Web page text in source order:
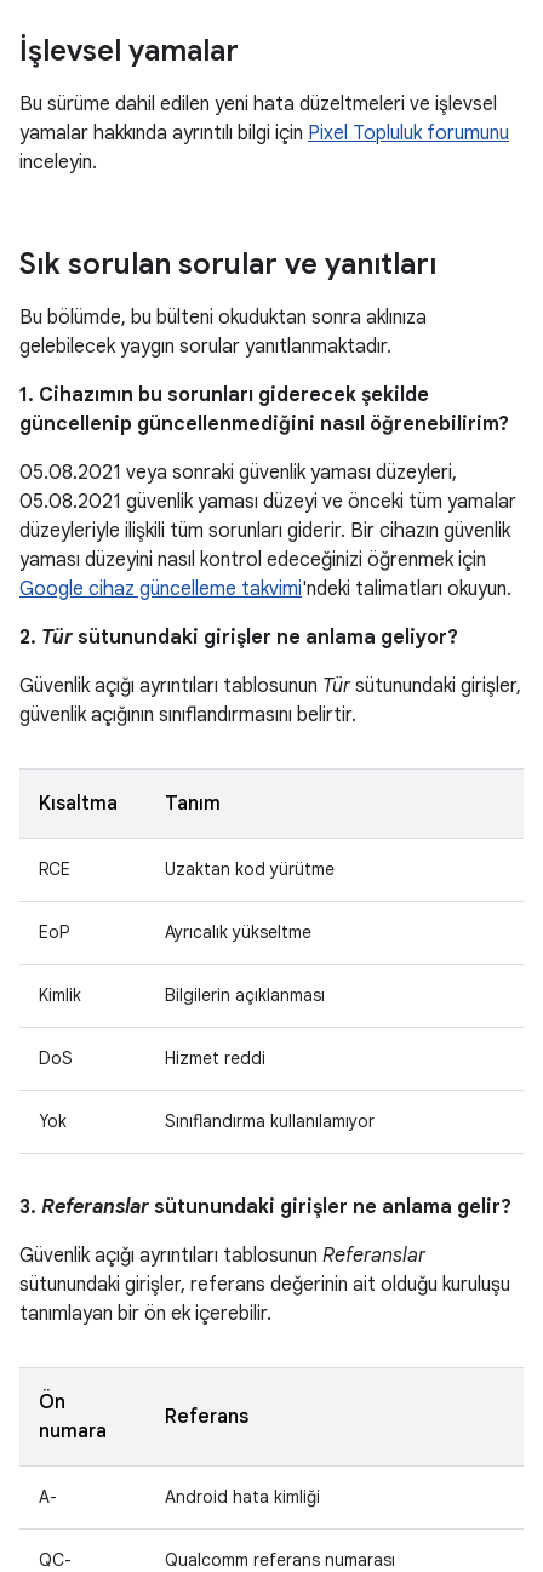
İşlevsel yamalar
Bu sürüme dahil edilen yeni hata düzeltmeleri ve işlevsel
yamalar hakkında ayrıntılı bilgi için Pixel Topluluk forumunu
inceleyin.
Sık sorulan sorular ve yanıtları
Bu bölümde, bu bülteni okuduktan sonra aklınıza
gelebilecek yaygın sorular yanıtlanmaktadır.
1. Cihazımın bu sorunları giderecek şekilde
güncellenip güncellenmediğini nasıl öğrenebilirim?
05.08.2021 veya sonraki güvenlik yaması düzeyleri,
05.08.2021 güvenlik yaması düzeyi ve önceki tüm yamalar
düzeyleriyle ilişkili tüm sorunları giderir. Bir cihazın güvenlik
yaması düzeyini nasıl kontrol edeceğinizi öğrenmek için
Google cihaz güncelleme takvimi'ndeki talimatları okuyun.
2. Tür sütunundaki girişler ne anlama geliyor?
Güvenlik açığı ayrıntıları tablosunun Türsütunundaki girişler,
güvenlik açığının sınıflandırmasını belirtir.
Kısaltma Tanım
RCE Uzaktan kod yürütme
EoP Ayrıcalık yükseltme
Kimlik Bilgilerin açıklanması
DoS Hizmet reddi
Yok Sınıflandırma kullanılamıyor
3. Referanslar sütunundaki girişler ne anlama gelir?
Güvenlik açığı ayrıntıları tablosunun Referanslar
sütunundaki girişler, referans değerinin ait olduğu kuruluşu
tanımlayan bir ön ek içerebilir.
Ön
numara
Referans
A- Android hata kimliği
QC- Qualcomm referans numarası